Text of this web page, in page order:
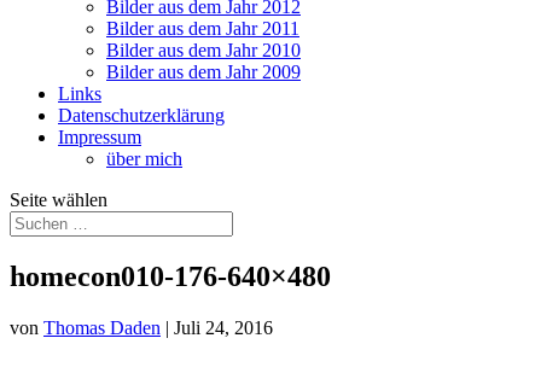
Bilder aus dem Jahr 2012
Bilder aus dem Jahr 2011
Bilder aus dem Jahr 2010
Bilder aus dem Jahr 2009
Links
Datenschutzerklärung
Impressum
über mich
Seite wählen
homecon010-176-640×480
von Thomas Daden | Juli 24, 2016